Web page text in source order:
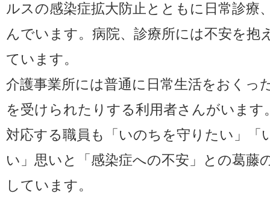
ルスの感染症拡大防止とともに日常診療
んでいます。病院、診療所には不安を抱
ています。
介護事業所には普通に日常生活をおくっ
を受けられたりする利用者さんがいます
対応する職員も「いのちを守りたい」「
い」思いと「感染症への不安」との葛藤
しています。